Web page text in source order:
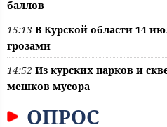
баллов
15:13 В Курской области 14
грозами
14:52 Из курских парков и
мешков мусора
ОПРОС